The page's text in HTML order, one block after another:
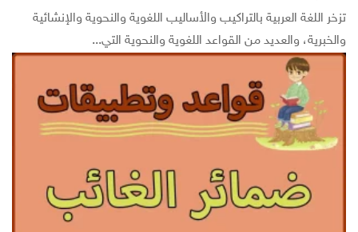
تزخر اللغة العربية بالتراكيب والأساليب اللغوية والنحوية والإنشائية
والخبرية، والعديد من القواعد اللغوية والنحوية التي...